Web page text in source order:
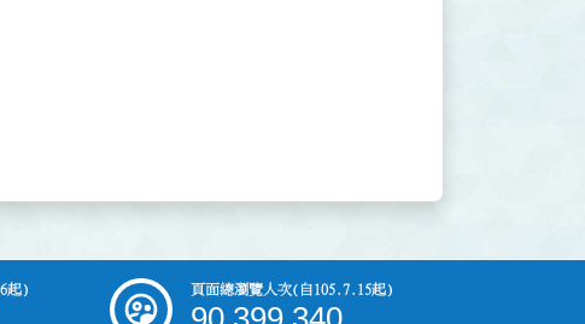
起) 頁面總瀏覽人次(自105.7.15起)